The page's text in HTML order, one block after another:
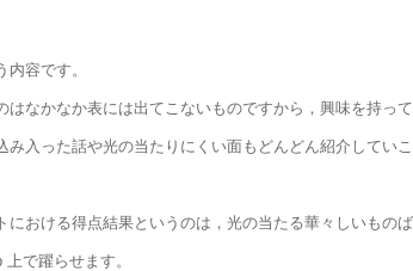
容です。
なかなか表には出てこないものですから，興味を持っ
入った話や光の当たりにくい面もどんどん紹介していこ
おける得点結果というのは，光の当たる華々しいもの
で躍らせます。